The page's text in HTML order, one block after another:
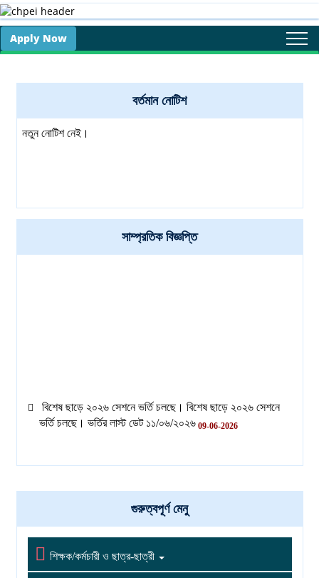
Apply Now
বর্তমান নোটিশ
নতুন নোটিশ নেই।
সাম্প্রতিক বিজ্ঞপ্তি
বিশেষ ছাড়ে ২০২৬ সেশনে ভর্তি চলছে। বিশেষ ছাড়ে ২০২৬ সেশনে
ভর্তি চলছে। ভর্তির লাস্ট ডেট ১১/০৬/২০২৬ 09-06-2026
ভর্তি চলছে। ভর্তির লাস্ট ডেট ১১/০৬/২০২৬ 09-06-2026
গুরুত্বপূর্ণ মেনু
 শিক্ষক/কর্মচারী ও ছাত্র-ছাত্রী